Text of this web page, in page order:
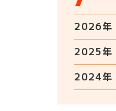
2026年
2025年
2024年